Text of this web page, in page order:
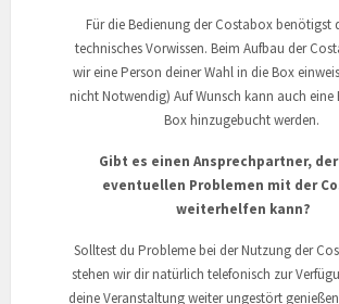
Für die Bedienung der Costabox benötigst
technisches Vorwissen. Beim Aufbau der
wir eine Person deiner Wahl in die Box
nicht Notwendig) Auf Wunsch kann auch eine
Box hinzugebucht werden.
Gibt es einen Ansprechpartner,
eventuellen Problemen mit der
weiterhelfen kann?
Solltest du Probleme bei der Nutzung der
stehen wir dir natürlich telefonisch zur
deine Veranstaltung weiter ungestört